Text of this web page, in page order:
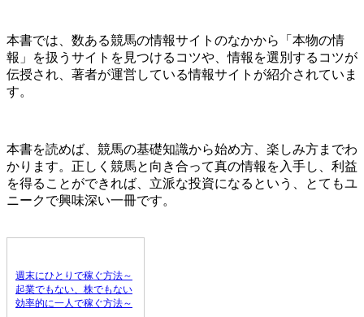
本書では、数ある競馬の情報サイトのなかから「本物の情
報」を扱うサイトを見つけるコツや、情報を選別するコツが
伝授され、著者が運営している情報サイトが紹介されていま
す。
本書を読めば、競馬の基礎知識から始め方、楽しみ方までわ
かります。正しく競馬と向き合って真の情報を入手し、利益
を得ることができれば、立派な投資になるという、とてもユ
ニークで興味深い一冊です。
週末にひとりで稼ぐ方法～
起業でもない、株でもない
効率的に一人で稼ぐ方法～